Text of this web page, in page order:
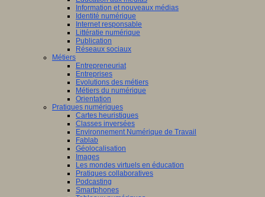
Information et nouveaux médias
Identité numérique
Internet responsable
Littératie numérique
Publication
Réseaux sociaux
Métiers
Entrepreneuriat
Entreprises
Evolutions des métiers
Métiers du numérique
Orientation
Pratiques numériques
Cartes heuristiques
Classes inversées
Environnement Numérique de Travail
Fablab
Géolocalisation
Images
Les mondes virtuels en éducation
Pratiques collaboratives
Podcasting
Smartphones